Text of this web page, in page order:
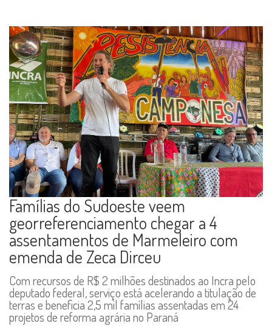
Famílias do Sudoeste veem
georreferenciamento chegar a 4
assentamentos de Marmeleiro com
emenda de Zeca Dirceu
Com recursos de R$ 2 milhões destinados ao Incra pelo
deputado federal, serviço está acelerando a titulação de
terras e beneficia 2,5 mil famílias assentadas em 24
projetos de reforma agrária no Paraná